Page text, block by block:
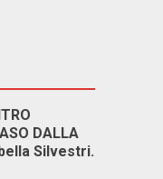
DALLA
Silvestri.